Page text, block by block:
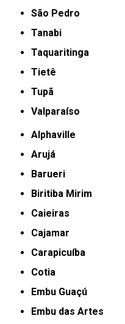
São Pedro
Tanabi
Taquaritinga
Tietê
Tupã
Valparaíso
Alphaville
Arujá
Barueri
Biritiba Mirim
Caieiras
Cajamar
Carapicuíba
Cotia
Embu Guaçú
Embu das Artes